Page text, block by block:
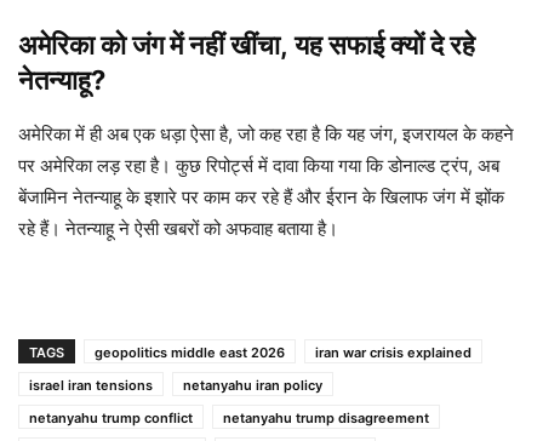
अमेरिका को जंग में नहीं खींचा, यह सफाई क्यों दे रहे
नेतन्याहू?
अमेरिका में ही अब एक धड़ा ऐसा है, जो कह रहा है कि यह जंग, इजरायल के कहने
पर अमेरिका लड़ रहा है। कुछ रिपोर्ट्स में दावा किया गया कि डोनाल्ड ट्रंप, अब
बेंजामिन नेतन्याहू के इशारे पर काम कर रहे हैं और ईरान के खिलाफ जंग में झोंक
रहे हैं। नेतन्याहू ने ऐसी खबरों को अफवाह बताया है।
TAGS geopolitics middle east 2026
iran war crisis explained
israel iran tensions
netanyahu iran policy
netanyahu trump conflict
netanyahu trump disagreement